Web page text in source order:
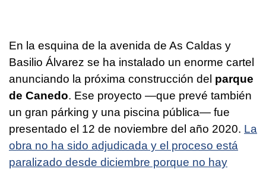
En la esquina de la avenida de As Caldas y
Basilio Álvarez se ha instalado un enorme cartel
anunciando la próxima construcción del parque
de Canedo. Ese proyecto —que prevé también
un gran párking y una piscina pública— fue
presentado el 12 de noviembre del año 2020. La
obra no ha sido adjudicada y el proceso está
paralizado desde diciembre porque no hay